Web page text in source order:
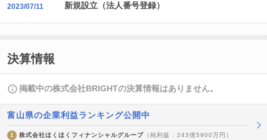
2023/07/11 新規設立（法人番号登録）
決算情報
掲載中の株式会社BRIGHTの決算情報はありません。
富山県の企業利益ランキング公開中
1 株式会社ほくほくフィナンシャルグループ （純利益 : 243億5900万円）